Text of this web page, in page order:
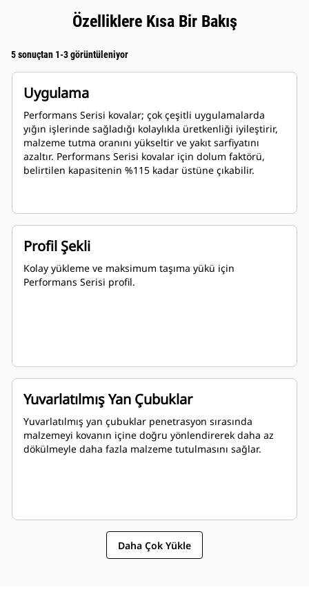
Özelliklere Kısa Bir Bakış
5 sonuçtan 1-3 görüntüleniyor
Uygulama
Performans Serisi kovalar; çok çeşitli uygulamalarda
yığın işlerinde sağladığı kolaylıkla üretkenliği iyileştirir,
malzeme tutma oranını yükseltir ve yakıt sarfiyatını
azaltır. Performans Serisi kovalar için dolum faktörü,
belirtilen kapasitenin %115 kadar üstüne çıkabilir.
Profil Şekli
Kolay yükleme ve maksimum taşıma yükü için
Performans Serisi profil.
Yuvarlatılmış Yan Çubuklar
Yuvarlatılmış yan çubuklar penetrasyon sırasında
malzemeyi kovanın içine doğru yönlendirerek daha az
dökülmeyle daha fazla malzeme tutulmasını sağlar.
Daha Çok Yükle